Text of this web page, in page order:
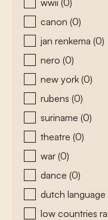
wwii (0)
canon (0)
jan renkema (0)
nero (0)
new york (0)
rubens (0)
suriname (0)
theatre (0)
war (0)
dance (0)
dutch
low countries